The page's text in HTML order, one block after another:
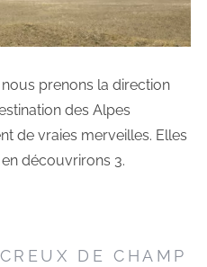
prenons la direction
des Alpes
de vraies merveilles. Elles
découvrirons 3.
DE CHAMP